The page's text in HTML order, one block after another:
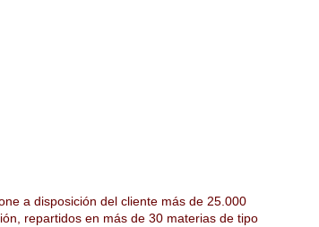
a disposición del cliente más de 25.000
repartidos en más de 30 materias de tipo